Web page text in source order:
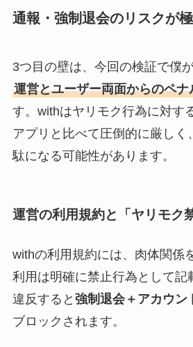
通報・強制退会のリスクが
3つ目の壁は、今回の検証で僕
運営とユーザー両面からのペナ
す。withはヤリモク行為に対す
アプリと比べて圧倒的に厳しく
駄になる可能性があります。
運営の利用規約と「ヤリモク
withの利用規約には、肉体関係
利用は明確に禁止行為として記
違反すると 強制退会＋アカウン
ブロックされます。